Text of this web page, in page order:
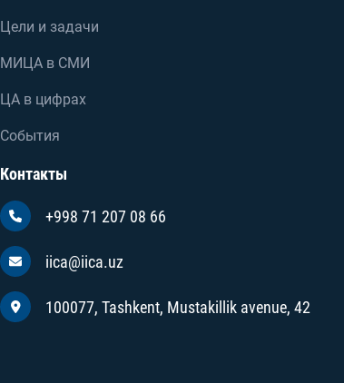
Цели и задачи
МИЦА в СМИ
ЦА в цифрах
События
Контакты
+998 71 207 08 66
iica@iica.uz
100077, Tashkent, Mustakillik avenue, 42